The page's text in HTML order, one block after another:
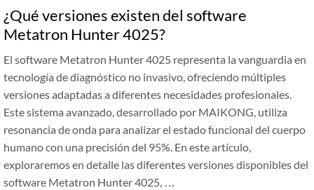
¿Qué versiones existen del software
Metatron Hunter 4025?
El software Metatron Hunter 4025 representa la vanguardia en
tecnología de diagnóstico no invasivo, ofreciendo múltiples
versiones adaptadas a diferentes necesidades profesionales.
Este sistema avanzado, desarrollado por MAIKONG, utiliza
resonancia de onda para analizar el estado funcional del cuerpo
humano con una precisión del 95%. En este artículo,
exploraremos en detalle las diferentes versiones disponibles del
software Metatron Hunter 4025, …